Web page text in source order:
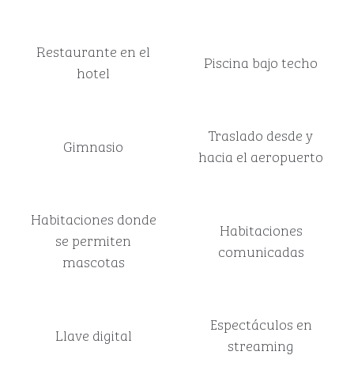
Restaurante en el
hotel
Piscina bajo techo
Gimnasio
Traslado desde y
hacia el aeropuerto
Habitaciones donde
se permiten
mascotas
Habitaciones
comunicadas
Llave digital
Espectáculos en
streaming